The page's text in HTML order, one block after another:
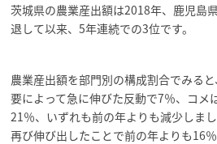
茨城県の農業産出額は2018年、鹿児島
退して以来、5年連続での3位です。
農業産出額を部門別の構成割合でみる
要によって急に伸びた反動で7％、コメ
21％、いずれも前の年よりも減少しま
再び伸び出したことで前の年よりも16